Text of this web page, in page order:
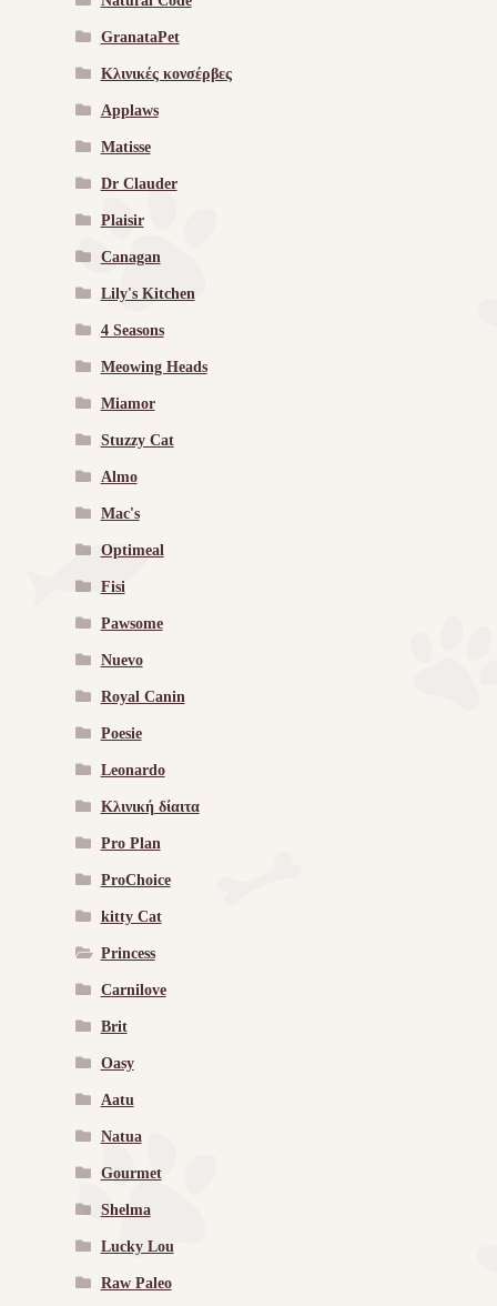
GranataPet
Κλινικές κονσέρβες
Applaws
Matisse
Dr Clauder
Plaisir
Canagan
Lily's Kitchen
4 Seasons
Meowing Heads
Miamor
Stuzzy Cat
Almo
Mac's
Optimeal
Fisi
Pawsome
Nuevo
Royal Canin
Poesie
Leonardo
Κλινική δίαιτα
Pro Plan
ProChoice
kitty Cat
Princess
Carnilove
Brit
Oasy
Aatu
Natua
Gourmet
Shelma
Lucky Lou
Raw Paleo